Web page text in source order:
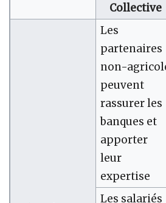
Collective
Les
partenaires
non-
peuvent
rassurer les
banques et
apporter
leur
expertise
Les salariés